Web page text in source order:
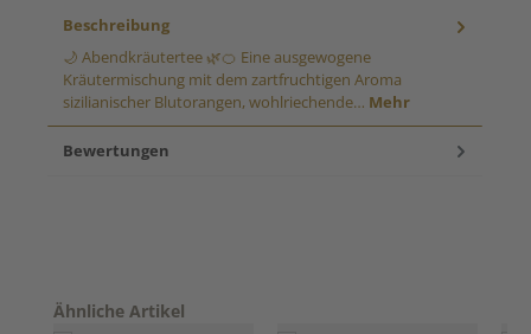
Beschreibung
🌙 Abendkräutertee 🌿🍊 Eine ausgewogene
Kräutermischung mit dem zartfruchtigen Aroma
sizilianischer Blutorangen, wohlriechende… Mehr
Bewertungen
Produktgalerie überspringen
Ähnliche Artikel